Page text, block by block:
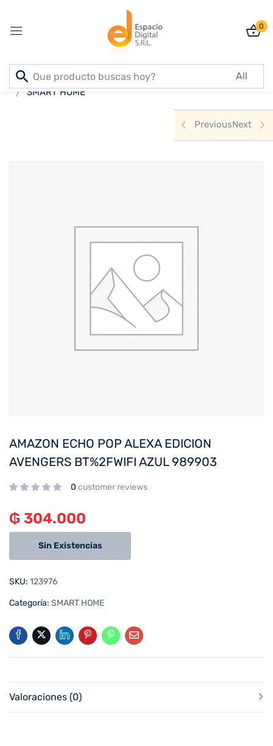
0
Inicio PRODUCTOS
ELECTRODOMESTICOS
SMART HOME
PreviousNext
AMAZON ECHO POP ALEXA EDICION
AVENGERS BT%2FWIFI AZUL 989903
0 customer reviews
₲ 304.000
Sin Existencias
SKU: 123976
Categoría: SMART HOME
Valoraciones (0)
Sign in
Create an account